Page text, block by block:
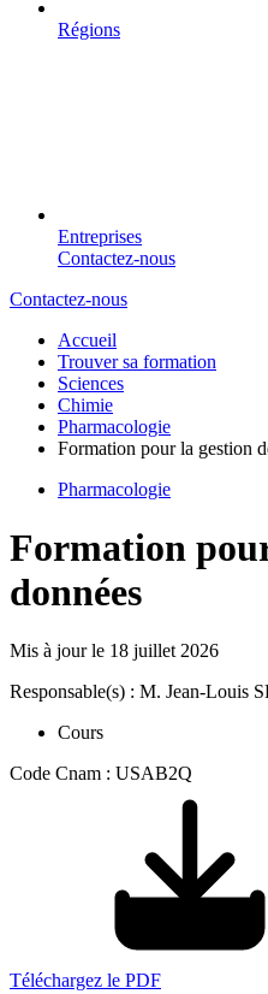
Régions
Entreprises
Contactez-nous
Contactez-nous
Accueil
Trouver sa formation
Sciences
Chimie
Pharmacologie
Formation pour la gestion
Pharmacologie
Formation
données
Mis à jour le 18 juillet 2026
Responsable(s) : M. Jean-Louis
Cours
Code Cnam : USAB2Q
Téléchargez le PDF